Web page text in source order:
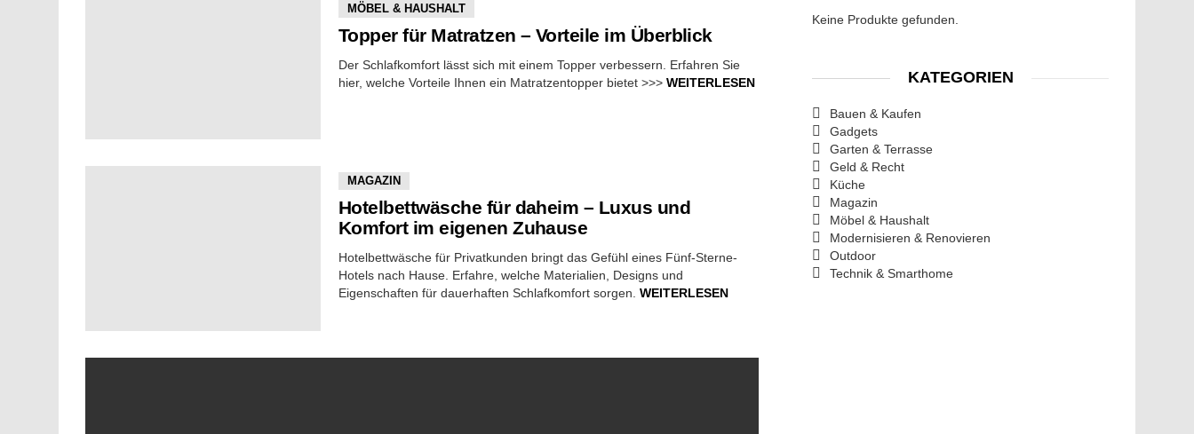
MÖBEL & HAUSHALT
Topper für Matratzen – Vorteile im Überblick
Der Schlafkomfort lässt sich mit einem Topper verbessern. Erfahren Sie
hier, welche Vorteile Ihnen ein Matratzentopper bietet >>> WEITERLESEN
MAGAZIN
Hotelbettwäsche für daheim – Luxus und
Komfort im eigenen Zuhause
Hotelbettwäsche für Privatkunden bringt das Gefühl eines Fünf-Sterne-
Hotels nach Hause. Erfahre, welche Materialien, Designs und
Eigenschaften für dauerhaften Schlafkomfort sorgen. WEITERLESEN
Keine Produkte gefunden.
KATEGORIEN
Bauen & Kaufen
Gadgets
Garten & Terrasse
Geld & Recht
Küche
Magazin
Möbel & Haushalt
Modernisieren & Renovieren
Outdoor
Technik & Smarthome